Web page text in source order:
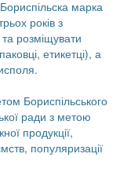
марка
років з
розміщувати
етикетці), а
Бориспільського
ради з метою
продукції,
популяризації